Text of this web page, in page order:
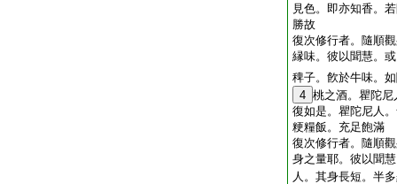
見色。即亦知香。
勝故
復次修行者。隨順
縁味。彼以聞慧。
稗子。飮於牛味。
4 桃之酒。瞿陀
復如是。瞿陀尼人
粳糧飯。充足飽滿
復次修行者。隨順
身之量耶。彼以聞
人。其身長短。半